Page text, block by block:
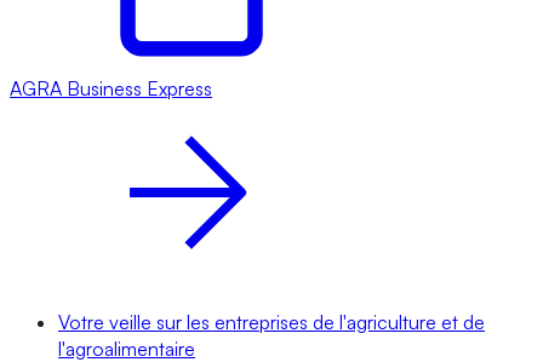
AGRA Business Express
Votre veille sur les entreprises de l'agriculture et de
l'agroalimentaire